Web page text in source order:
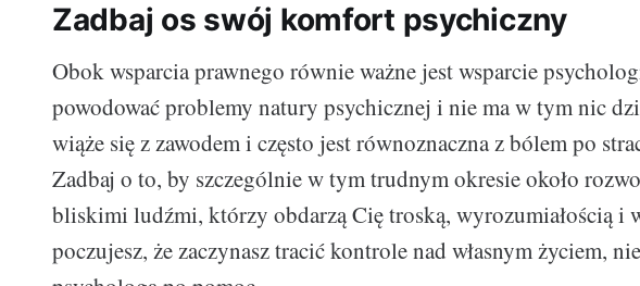
Zadbaj os swój komfort psychiczny
Obok wsparcia prawnego równie ważne jest wsparcie
powodować problemy natury psychicznej i nie ma w tym nic
wiąże się z zawodem i często jest równoznaczna z bólem po
Zadbaj o to, by szczególnie w tym trudnym okresie około
bliskimi ludźmi, którzy obdarzą Cię troską, wyrozumiałością i
poczujesz, że zaczynasz tracić kontrole nad własnym życiem,